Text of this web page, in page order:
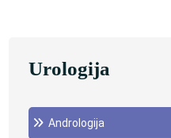
Urologija
Andrologija